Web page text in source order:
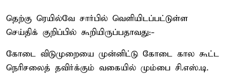
தெற்கு ரெயில்வே சார்பில் வெளியிடப்பட்டுள்ள
செய்திக் குறிப்பில் கூறியிருப்பதாவது:-
கோடை விடுமுறையை முன்னிட்டு கோடை கால கூட்ட
நெரிசலைத் தவிர்க்கும் வகையில் மும்பை சி.எஸ்.டி.